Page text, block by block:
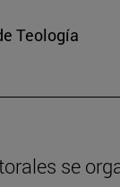
Teología
se